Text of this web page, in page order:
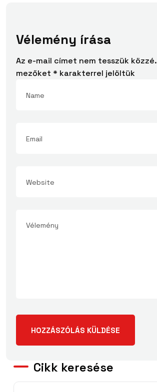
Vélemény írása
Az e-mail címet nem tesszük közzé.
mezőket * karakterrel jelöltük
Cikk keresése